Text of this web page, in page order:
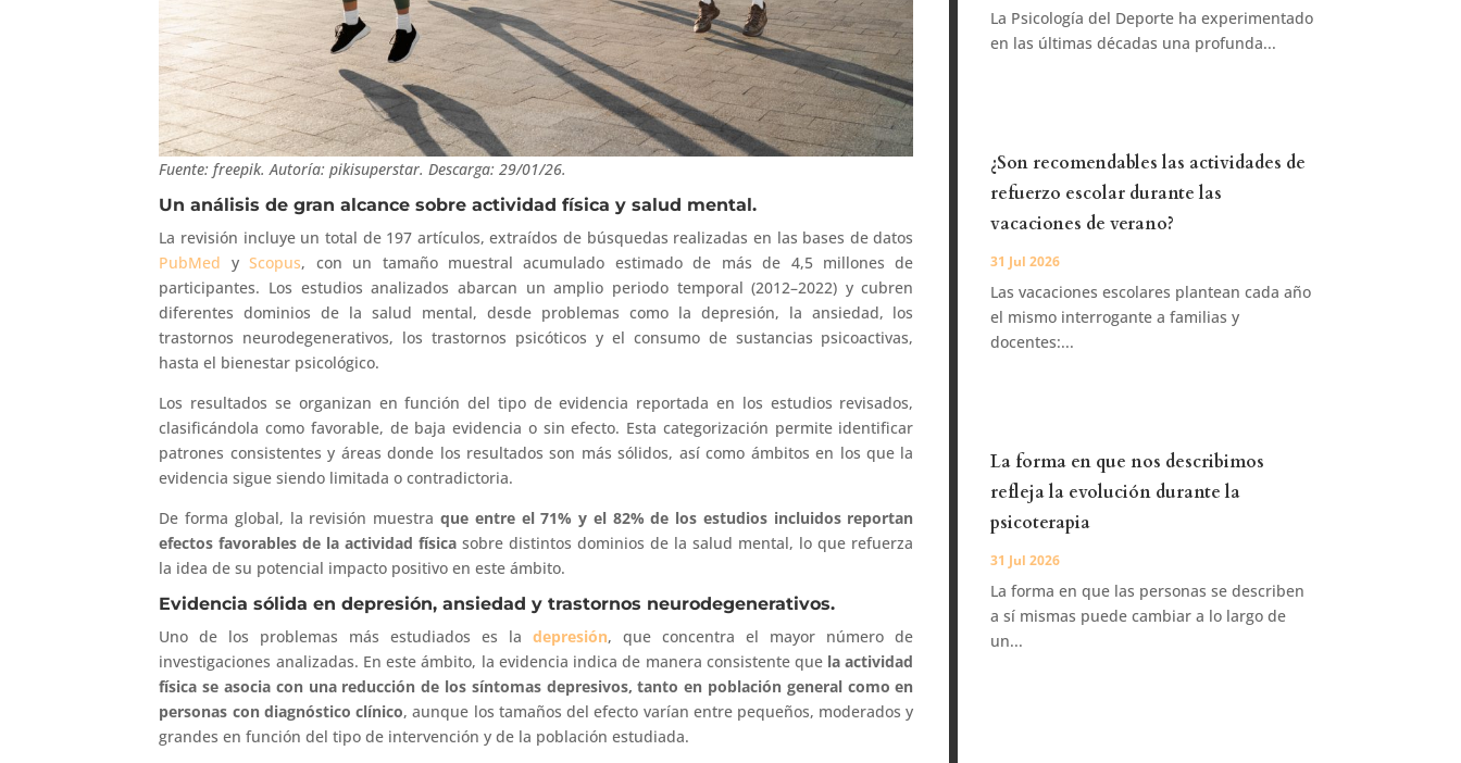
Fuente: freepik. Autoría: pikisuperstar. Descarga: 29/01/26.
Un análisis de gran alcance sobre actividad física y salud mental.
La revisión incluye un total de 197 artículos, extraídos de búsquedas realizadas en las bases de datos
PubMed yScopus, con un tamaño muestral acumulado estimado de más de 4,5 millones de
participantes. Los estudios analizados abarcan un amplio periodo temporal (2012–2022) y cubren
diferentes dominios de la salud mental, desde problemas como la depresión, la ansiedad, los
trastornos neurodegenerativos, los trastornos psicóticos y el consumo de sustancias psicoactivas,
hasta el bienestar psicológico.
Los resultados se organizan en función del tipo de evidencia reportada en los estudios revisados,
clasificándola como favorable, de baja evidencia o sin efecto. Esta categorización permite identificar
patrones consistentes y áreas donde los resultados son más sólidos, así como ámbitos en los que la
evidencia sigue siendo limitada o contradictoria.
De forma global, la revisión muestraque entre el 71% y el 82% de los estudios incluidos reportan
efectos favorables de la actividad física sobre distintos dominios de la salud mental, lo que refuerza
la idea de su potencial impacto positivo en este ámbito.
Evidencia sólida en depresión, ansiedad y trastornos neurodegenerativos.
Uno de los problemas más estudiados es ladepresión, que concentra el mayor número de
investigaciones analizadas. En este ámbito, la evidencia indica de manera consistente que la actividad
física se asocia con una reducción de los síntomas depresivos, tanto en población general como en
personas con diagnóstico clínico, aunque los tamaños del efecto varían entre pequeños, moderados y
grandes en función del tipo de intervención y de la población estudiada.
La Psicología del Deporte ha experimentado
en las últimas décadas una profunda...
¿Son recomendables las actividades de
refuerzo escolar durante las
vacaciones de verano?
31 Jul 2026
Las vacaciones escolares plantean cada año
el mismo interrogante a familias y
docentes:...
La forma en que nos describimos
refleja la evolución durante la
psicoterapia
31 Jul 2026
La forma en que las personas se describen
a sí mismas puede cambiar a lo largo de
un...